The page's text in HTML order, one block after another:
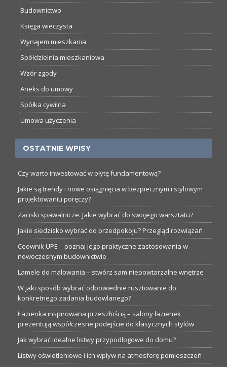
Budownictwo
Księga wieczysta
Wynajem mieszkania
Spółdzielnia mieszkaniowa
Wzór zgody
Aneks do umowy
Spółka cywilna
Umowa użyczenia
OSTATNIE WPISY
Czy warto inwestować w płytę fundamentową?
Jakie są trendy i nowe osiągnięcia w bezpiecznym i stylowym
projektowaniu poręczy?
Zaciski spawalnicze. Jakie wybrać do swojego warsztatu?
Jakie siedzisko wybrać do przedpokoju? Przegląd rozwiązań
Ceownik UPE – poznaj jego praktyczne zastosowania w
nowoczesnym budownictwie
Lamele do malowania – stwórz sam niepowtarzalne wnętrze
W jaki sposób wybrać odpowiednie rusztowanie do
konkretnego zadania budowlanego?
Łazienka inspirowana przeszłością – salony łazienek
prezentują współczesne podejście do klasycznych stylów
Jak wybrać idealne listwy przypodłogowe do domu?
Listwy oświetleniowe i ich wpływ na atmosferę pomieszczeń